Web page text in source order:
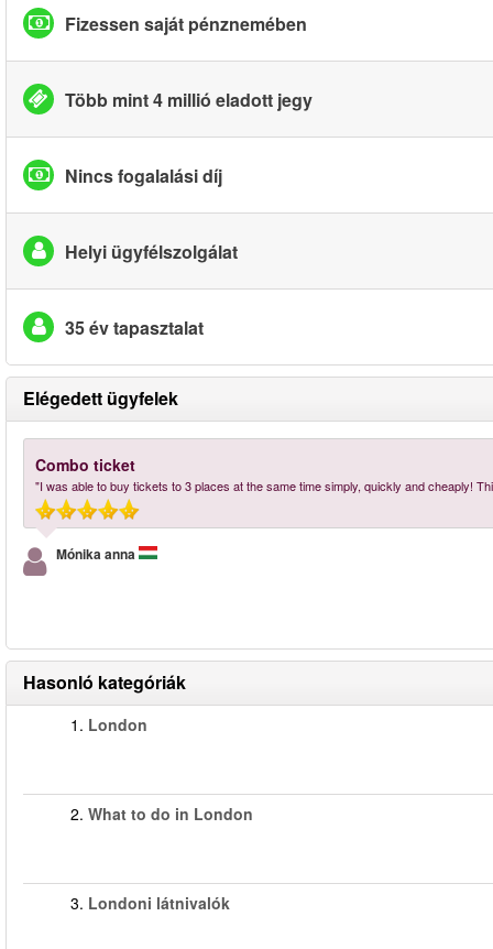
Fizessen saját pénznemében
Több mint 4 millió eladott jegy
Nincs fogalalási díj
Helyi ügyfélszolgálat
35 év tapasztalat
Elégedett ügyfelek
Combo ticket
"I was able to buy tickets to 3 places at the same time simply, quickly and cheaply!
Mónika anna
Hasonló kategóriák
1. London
2. What to do in London
3. Londoni látnivalók